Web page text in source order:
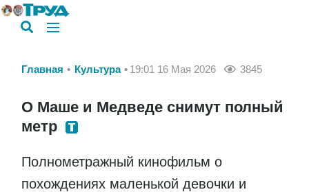
Главная Культура 19:01 16 Мая 2026 3845
О Маше и Медведе снимут полный
метр
Полнометражный кинофильм о
похождениях маленькой девочки и